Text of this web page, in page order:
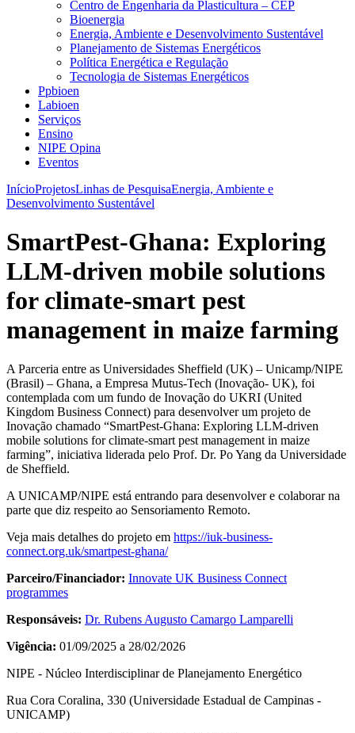
Centro de Engenharia da Plasticultura – CEP
Bioenergia
Energia, Ambiente e Desenvolvimento Sustentável
Planejamento de Sistemas Energéticos
Política Energética e Regulação
Tecnologia de Sistemas Energéticos
Ppbioen
Labioen
Serviços
Ensino
NIPE Opina
Eventos
InícioProjetosLinhas de PesquisaEnergia, Ambiente e
Desenvolvimento Sustentável
SmartPest-Ghana: Exploring
LLM-driven mobile solutions
for climate-smart pest
management in maize farming
A Parceria entre as Universidades Sheffield (UK) – Unicamp/NIPE
(Brasil) – Ghana, a Empresa Mutus-Tech (Inovação- UK), foi
contemplada com um fundo de Inovação do UKRI (United
Kingdom Business Connect) para desenvolver um projeto de
Inovação chamado “SmartPest-Ghana: Exploring LLM-driven
mobile solutions for climate-smart pest management in maize
farming”, iniciativa liderada pelo Prof. Dr. Po Yang da Universidade
de Sheffield.
A UNICAMP/NIPE está entrando para desenvolver e colaborar na
parte que diz respeito ao Sensoriamento Remoto.
Veja mais detalhes do projeto em https://iuk-business-
connect.org.uk/smartpest-ghana/
Parceiro/Financiador: Innovate UK Business Connect
programmes
Responsáveis: Dr. Rubens Augusto Camargo Lamparelli
Vigência: 01/09/2025 a 28/02/2026
NIPE - Núcleo Interdisciplinar de Planejamento Energético
Rua Cora Coralina, 330 (Universidade Estadual de Campinas -
UNICAMP)